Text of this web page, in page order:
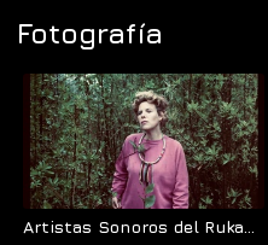
Fotografía
Artistas Sonoros del Rukapillán